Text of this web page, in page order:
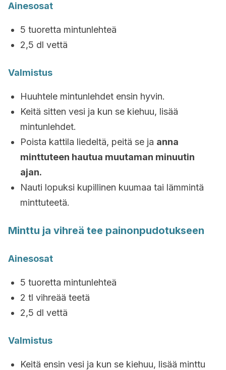
Ainesosat
5 tuoretta mintunlehteä
2,5 dl vettä
Valmistus
Huuhtele mintunlehdet ensin hyvin.
Keitä sitten vesi ja kun se kiehuu, lisää
mintunlehdet.
Poista kattila liedeltä, peitä se ja anna
minttuteen hautua muutaman minuutin
ajan.
Nauti lopuksi kupillinen kuumaa tai lämmintä
minttuteetä.
Minttu ja vihreä tee painonpudotukseen
Ainesosat
5 tuoretta mintunlehteä
2 tl vihreää teetä
2,5 dl vettä
Valmistus
Keitä ensin vesi ja kun se kiehuu, lisää minttu